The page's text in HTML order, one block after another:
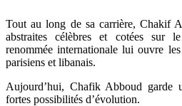
Tout au long de sa carrière, Chakif
abstraites célèbres et cotées sur
renommée internationale lui ouvre
parisiens et libanais.
Aujourd’hui, Chafik Abboud garde
fortes possibilités d’évolution.